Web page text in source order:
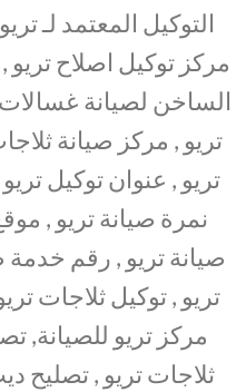
التوكيل المعتمد لـ
مركز توكيل اصلاح
الساخن لصيانة
تريو , مركز صيانة
تريو , عنوان توكيل
نمرة صيانة تريو ,
صيانة تريو , رقم خدمة
تريو , توكيل ثلاجات
مركز تريو للصيانة,
ثلاجات تريو , تصليح